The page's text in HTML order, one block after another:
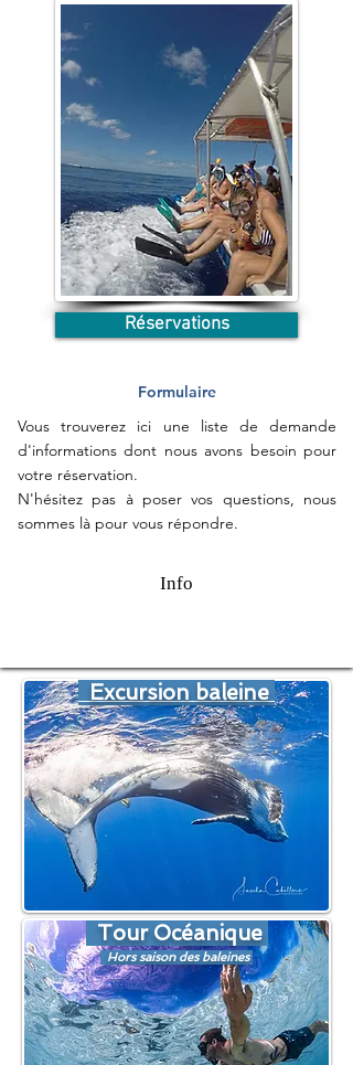
Réservations
Formulaire
Vous trouverez ici une liste de demande
d'informations dont nous avons besoin pour
votre réservation.
N'hésitez pas à poser vos questions, nous
sommes là pour vous répondre.
Info
Excursion baleine
Tour Océanique
Hors saison des baleines